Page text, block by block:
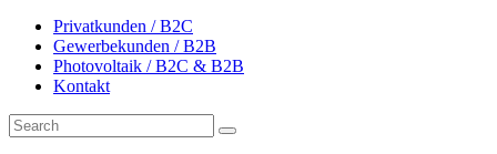
Privatkunden / B2C
Gewerbekunden / B2B
Photovoltaik / B2C & B2B
Kontakt